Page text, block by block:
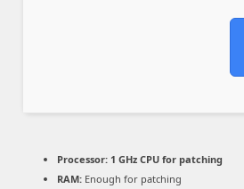
Processor: 1 GHz CPU for patching
RAM: Enough for patching